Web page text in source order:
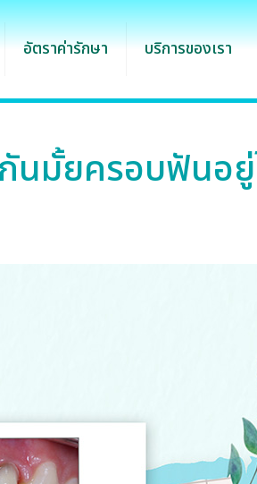
อัตราค่ารักษา บริการของเรา
นมั้ยครอบฟันอ